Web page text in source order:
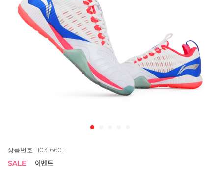
상품번호 : 10316601